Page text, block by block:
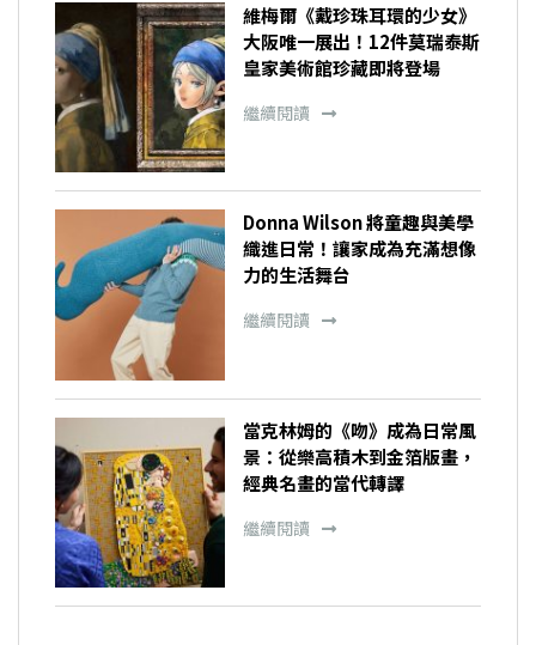
維梅爾《戴珍珠耳環的少女》
大阪唯一展出！12件莫瑞泰斯
皇家美術館珍藏即將登場
繼續閱讀
Donna Wilson 將童趣與美學
織進日常！讓家成為充滿想像
力的生活舞台
繼續閱讀
當克林姆的《吻》成為日常風
景：從樂高積木到金箔版畫，
經典名畫的當代轉譯
繼續閱讀